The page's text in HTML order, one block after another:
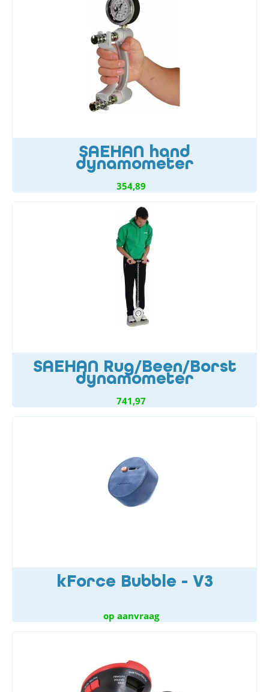
SAEHAN hand
dynamometer
354,89
SAEHAN Rug/Been/Borst
dynamometer
741,97
kForce Bubble - V3
op aanvraag